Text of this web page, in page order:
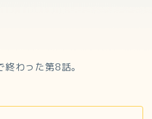
わった第8話。